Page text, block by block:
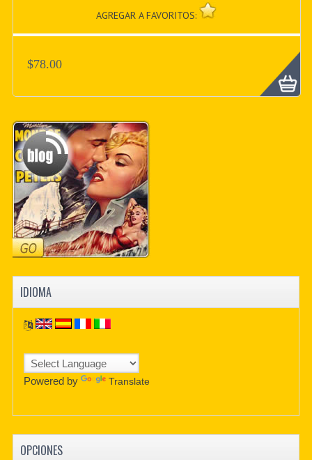
AGREGAR A FAVORITOS:
$78.00
IDIOMA
Powered by Translate
OPCIONES